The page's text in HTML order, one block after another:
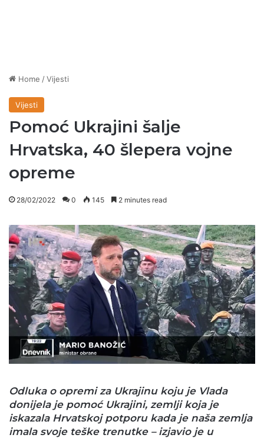
Home /Vijesti
Vijesti
Pomoć Ukrajini šalje
Hrvatska, 40 šlepera vojne
opreme
28/02/2022 0 145 2 minutes read
Odluka o opremi za Ukrajinu koju je Vlada
donijela je pomoć Ukrajini, zemlji koja je
iskazala Hrvatskoj potporu kada je naša zemlja
imala svoje teške trenutke – izjavio je u